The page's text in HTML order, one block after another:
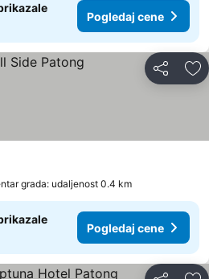
Pogledaj cene
Deli
grada: udaljenost 0.4 km
Pogledaj cene